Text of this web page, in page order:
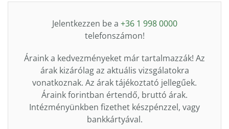
Jelentkezzen be a +36 1 998 0000
telefonszámon!
Áraink a kedvezményeket már tartalmazzák! Az
árak kizárólag az aktuális vizsgálatokra
vonatkoznak. Az árak tájékoztató jellegűek.
Áraink forintban értendő, bruttó árak.
Intézményünkben fizethet készpénzzel, vagy
bankkártyával.